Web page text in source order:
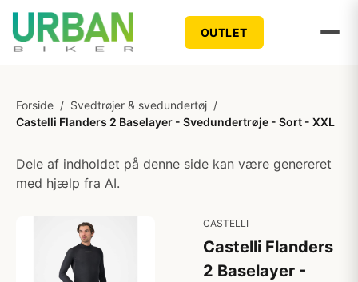
OUTLET
Forside / Svedtrøjer & svedundertøj /
Castelli Flanders 2 Baselayer - Svedundertrøje - Sort - XXL
Dele af indholdet på denne side kan være genereret
med hjælp fra AI.
CASTELLI
Castelli Flanders
2 Baselayer -